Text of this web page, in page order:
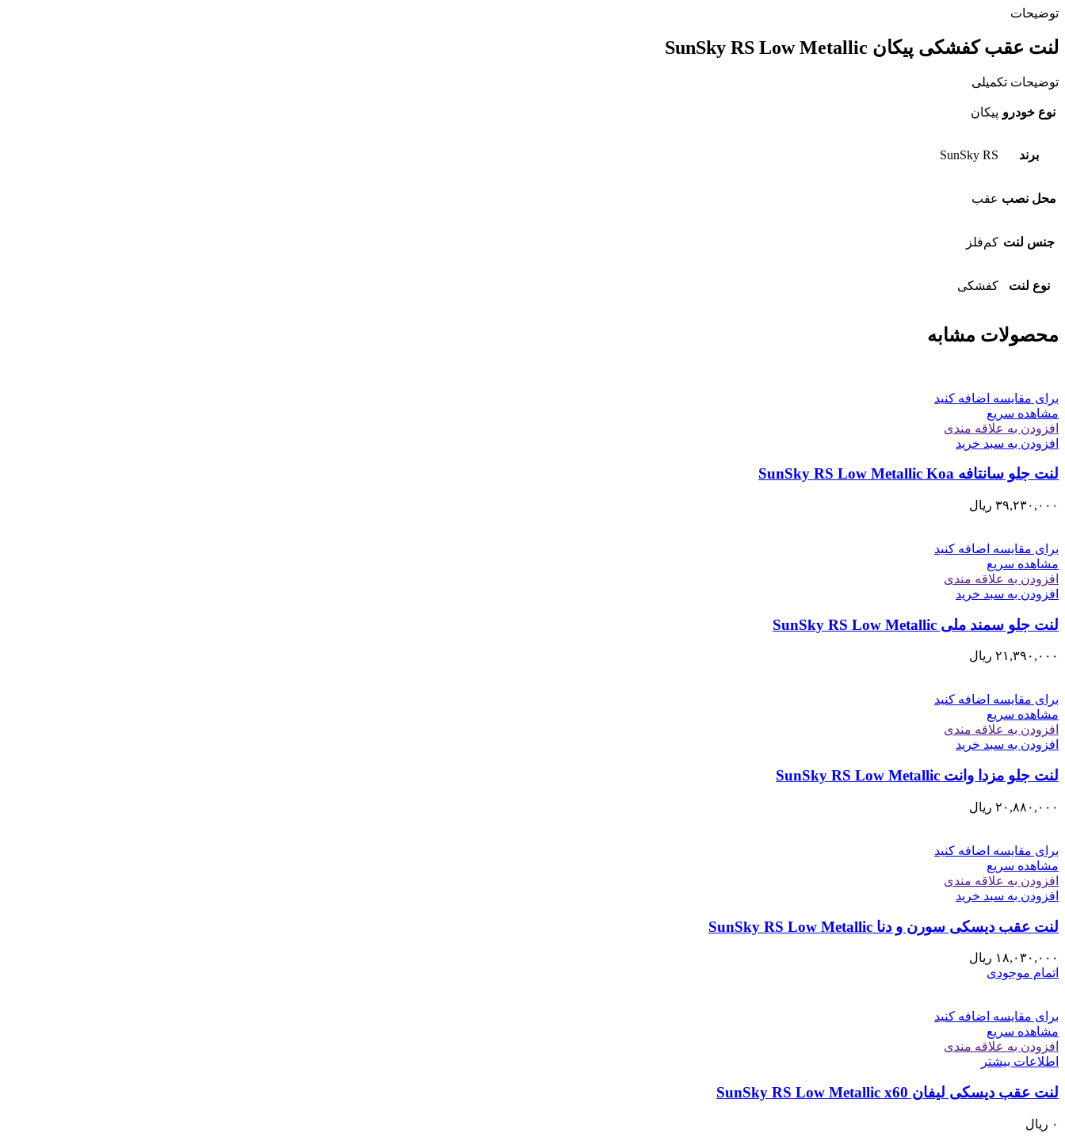
توضیحات
لنت عقب کفشکی پيکان SunSky RS Low Metallic
توضیحات تکمیلی
نوع خودرو پیکان
برند SunSky RS
محل نصب عقب
جنس لنت کم‌فلز
نوع لنت کفشکی
محصولات مشابه
برای مقایسه اضافه کنید
مشاهده سریع
افزودن به علاقه مندی
افزودن به سبد خرید
لنت جلو سانتافه SunSky RS Low Metallic Koa
۳۹,۲۳۰,۰۰۰ ریال
برای مقایسه اضافه کنید
مشاهده سریع
افزودن به علاقه مندی
افزودن به سبد خرید
لنت جلو سمند ملی SunSky RS Low Metallic
۲۱,۳۹۰,۰۰۰ ریال
برای مقایسه اضافه کنید
مشاهده سریع
افزودن به علاقه مندی
افزودن به سبد خرید
لنت جلو مزدا وانت SunSky RS Low Metallic
۲۰,۸۸۰,۰۰۰ ریال
برای مقایسه اضافه کنید
مشاهده سریع
افزودن به علاقه مندی
افزودن به سبد خرید
لنت عقب دیسکی سورن و دنا SunSky RS Low Metallic
۱۸,۰۳۰,۰۰۰ ریال
اتمام موجودی
برای مقایسه اضافه کنید
مشاهده سریع
افزودن به علاقه مندی
اطلاعات بیشتر
لنت عقب دیسکی ليفان SunSky RS Low Metallic x60
۰ ریال